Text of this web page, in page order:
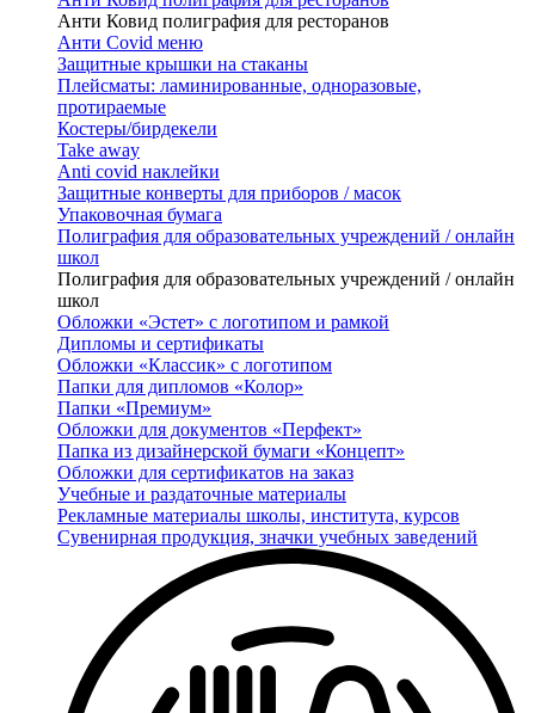
Анти Ковид полиграфия для ресторанов
Анти Covid меню
Защитные крышки на стаканы
Плейсматы: ламинированные, одноразовые,
протираемые
Костеры/бирдекели
Take away
Anti covid наклейки
Защитные конверты для приборов / масок
Упаковочная бумага
Полиграфия для образовательных учреждений / онлайн
школ
Полиграфия для образовательных учреждений / онлайн
школ
Обложки «Эстет» с логотипом и рамкой
Дипломы и сертификаты
Обложки «Классик» с логотипом
Папки для дипломов «Колор»
Папки «Премиум»
Обложки для документов «Перфект»
Папка из дизайнерской бумаги «Концепт»
Обложки для сертификатов на заказ
Учебные и раздаточные материалы
Рекламные материалы школы, института, курсов
Сувенирная продукция, значки учебных заведений